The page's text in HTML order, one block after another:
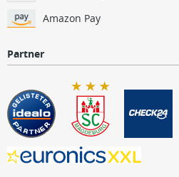
Amazon Pay
Partner